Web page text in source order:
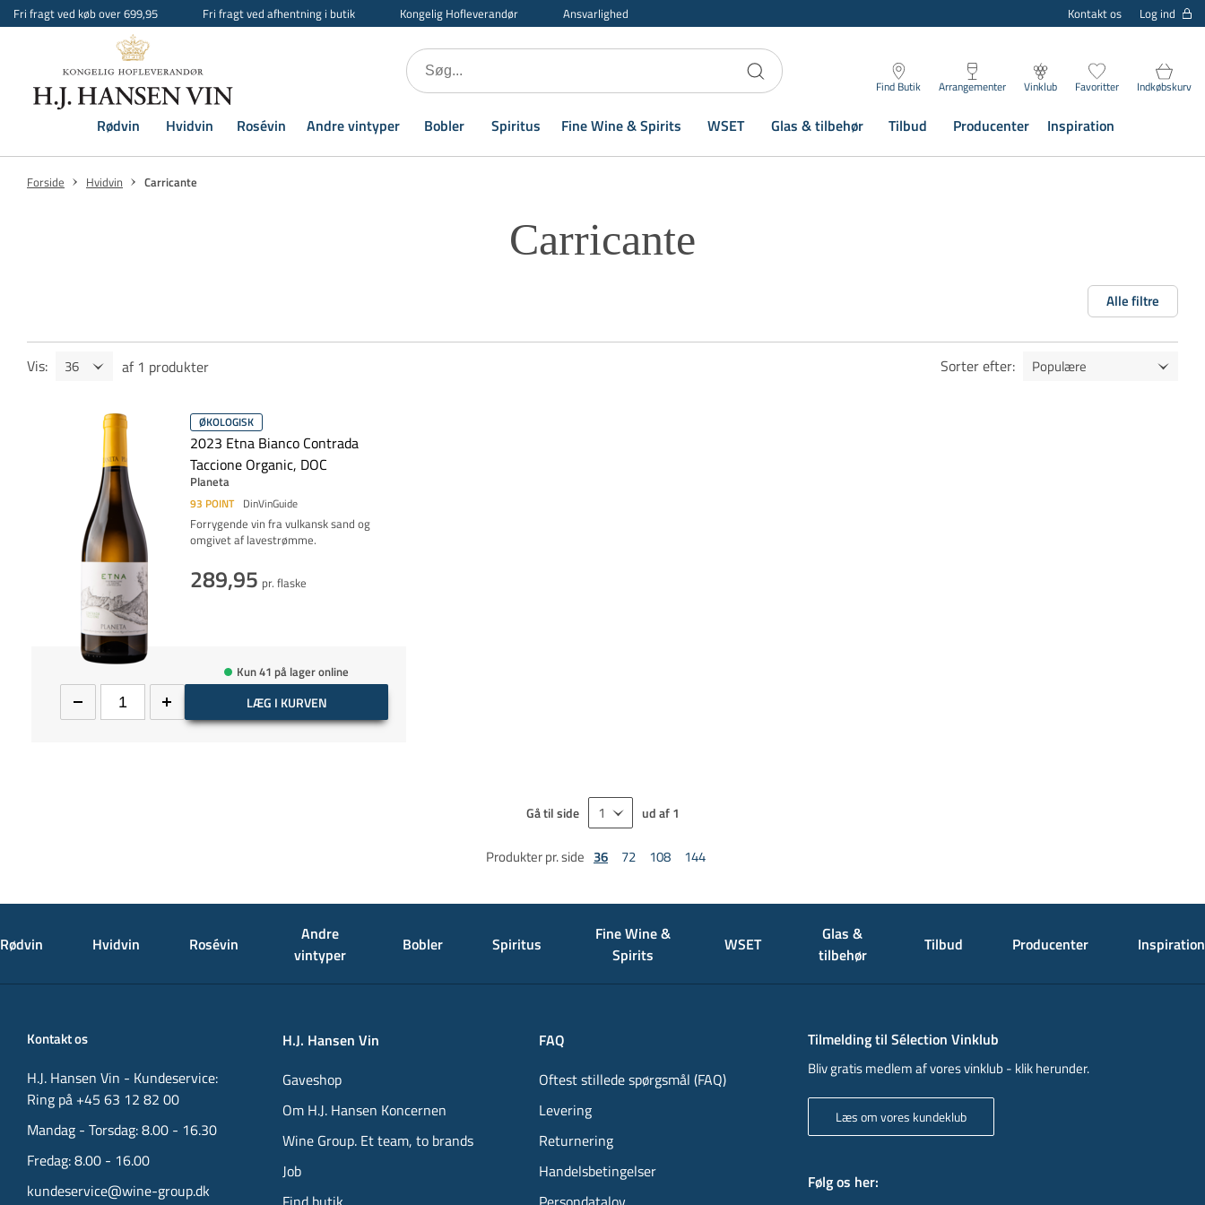
Fri fragt ved køb over 699,95 Fri fragt ved afhentning i butik Kongelig Hofleverandør Ansvarlighed Kontakt os Log ind
Find Butik Arrangementer Vinklub Favoritter Indkøbskurv
Rødvin Hvidvin Rosévin Andre vintyper Bobler Spiritus Fine Wine & Spirits WSET Glas & tilbehør Tilbud Producenter Inspiration
Forside Hvidvin Carricante
Carricante
Alle filtre
Vis: af 1 produkter Sorter efter:
ØKOLOGISK
2023 Etna Bianco Contrada
Taccione Organic, DOC
Planeta
93 POINT DinVinGuide
Forrygende vin fra vulkansk sand og
omgivet af lavestrømme.
289,95 pr. flaske
Kun 41 på lager online
LÆG I KURVEN
Gå til side ud af 1
Produkter pr. side 36 72 108 144
Rødvin Hvidvin Rosévin
Andre
vintyper
Bobler Spiritus
Fine Wine &
Spirits
WSET
Glas &
tilbehør
Tilbud Producenter Inspiration
Kontakt os
H.J. Hansen Vin - Kundeservice:
Ring på +45 63 12 82 00
Mandag - Torsdag: 8.00 - 16.30
Fredag: 8.00 - 16.00
kundeservice@wine-group.dk
H.J. Hansen Vin
Gaveshop
Om H.J. Hansen Koncernen
Wine Group. Et team, to brands
Job
FAQ
Oftest stillede spørgsmål (FAQ)
Levering
Returnering
Handelsbetingelser
Tilmelding til Sélection Vinklub
Bliv gratis medlem af vores vinklub - klik herunder.
Læs om vores kundeklub
Følg os her: